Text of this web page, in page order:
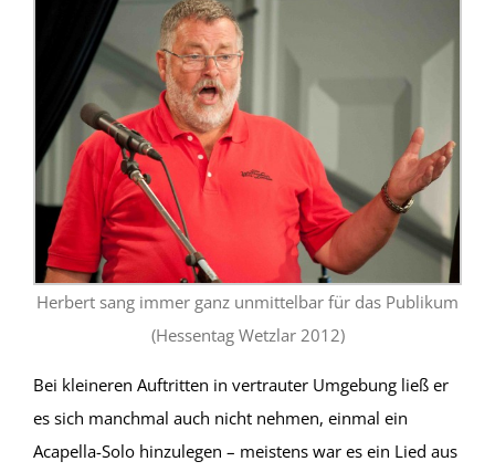
Herbert sang immer ganz unmittelbar für das Publikum
(Hessentag Wetzlar 2012)
Bei kleineren Auftritten in vertrauter Umgebung ließ er
es sich manchmal auch nicht nehmen, einmal ein
Acapella-Solo hinzulegen – meistens war es ein Lied aus